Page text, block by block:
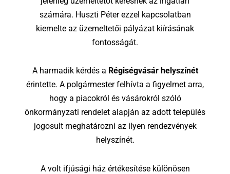
számára. Huszti Péter ezzel kapcsolatban
kiemelte az üzemeltetői pályázat kiírásának
fontosságát.
A harmadik kérdés a Régiségvásár helyszínét
érintette. A polgármester felhívta a figyelmet arra,
hogy a piacokról és vásárokról szóló
önkormányzati rendelet alapján az adott település
jogosult meghatározni az ilyen rendezvények
helyszínét.
A volt ifjúsági ház értékesítése különösen